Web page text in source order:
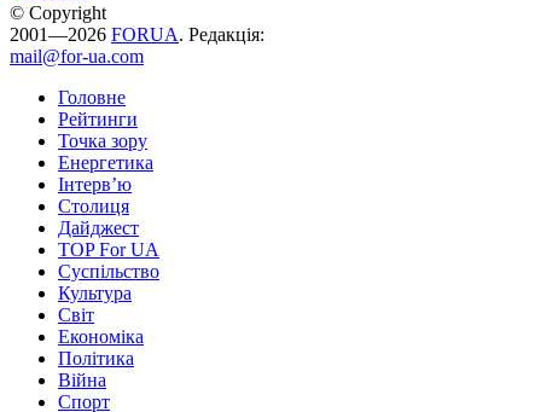
© Copyright
2001—2026 FORUA. Редакція:
mail@for-ua.com
Головне
Рейтинги
Точка зору
Енергетика
Інтерв’ю
Столиця
Дайджест
TOP For UA
Суспiльство
Культура
Світ
Економіка
Політика
Війна
Спорт